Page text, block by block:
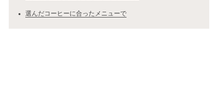
選んだコーヒーに合ったメニューで